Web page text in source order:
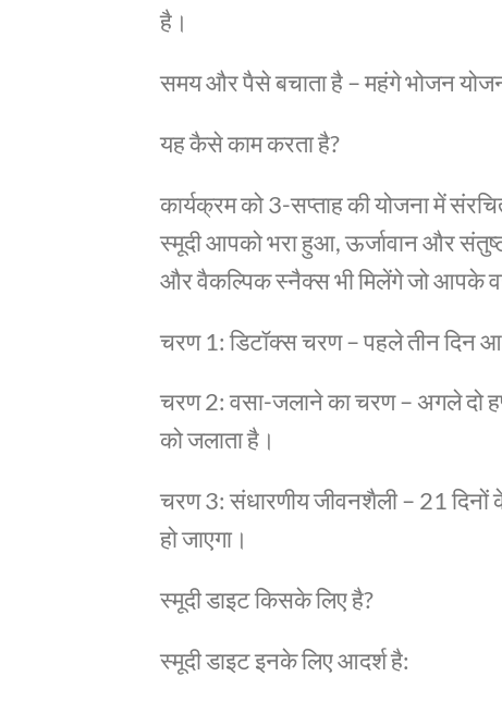
है।
समय और पैसे बचाता है – महंगे भोजन
यह कैसे काम करता है?
कार्यक्रम को 3-सप्ताह की योजना में
स्मूदी आपको भरा हुआ, ऊर्जावान और
और वैकल्पिक स्नैक्स भी मिलेंगे जो आपके
चरण 1: डिटॉक्स चरण – पहले तीन दिन
चरण 2: वसा-जलाने का चरण – अगले दो
को जलाता है।
चरण 3: संधारणीय जीवनशैली – 21
हो जाएगा।
स्मूदी डाइट किसके लिए है?
स्मूदी डाइट इनके लिए आदर्श है: